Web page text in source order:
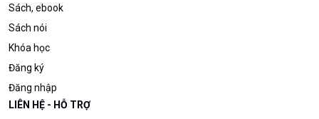
Sách, ebook
Sách nói
Khóa học
Đăng ký
Đăng nhập
LIÊN HỆ - HỖ TRỢ